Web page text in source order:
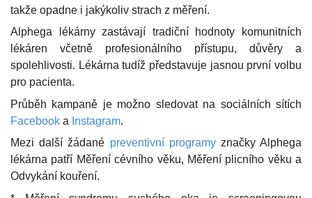
takže opadne i jakýkoliv strach z měření.
Alphega lékárny zastávají tradiční hodnoty komunitních
lékáren včetně profesionálního přístupu, důvěry a
spolehlivosti. Lékárna tudíž představuje jasnou první volbu
pro pacienta.
Průběh kampaně je možno sledovat na sociálních sítích
Facebook a Instagram.
Mezi další žádané preventivní programy značky Alphega
lékárna patří Měření cévního věku, Měření plicního věku a
Odvykání kouření.